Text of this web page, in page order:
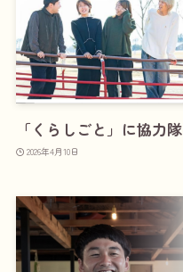
「くらしごと」に協力
2026年4月10日